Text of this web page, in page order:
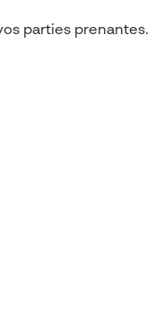
parties prenantes.